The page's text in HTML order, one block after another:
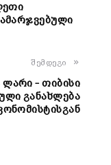
შემდეგი
ლარი – თიბისი
განახლება